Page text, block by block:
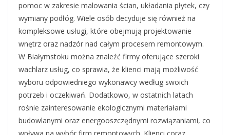
pomoc w zakresie malowania ścian, układania płytek, czy
wymiany podłóg. Wiele osób decyduje się również na
kompleksowe usługi, które obejmują projektowanie
wnętrz oraz nadzór nad całym procesem remontowym.
W Białymstoku można znaleźć firmy oferujące szeroki
wachlarz usług, co sprawia, że klienci mają możliwość
wyboru odpowiedniego wykonawcy według swoich
potrzeb i oczekiwań. Dodatkowo, w ostatnich latach
rośnie zainteresowanie ekologicznymi materiałami
budowlanymi oraz energooszczędnymi rozwiązaniami, co